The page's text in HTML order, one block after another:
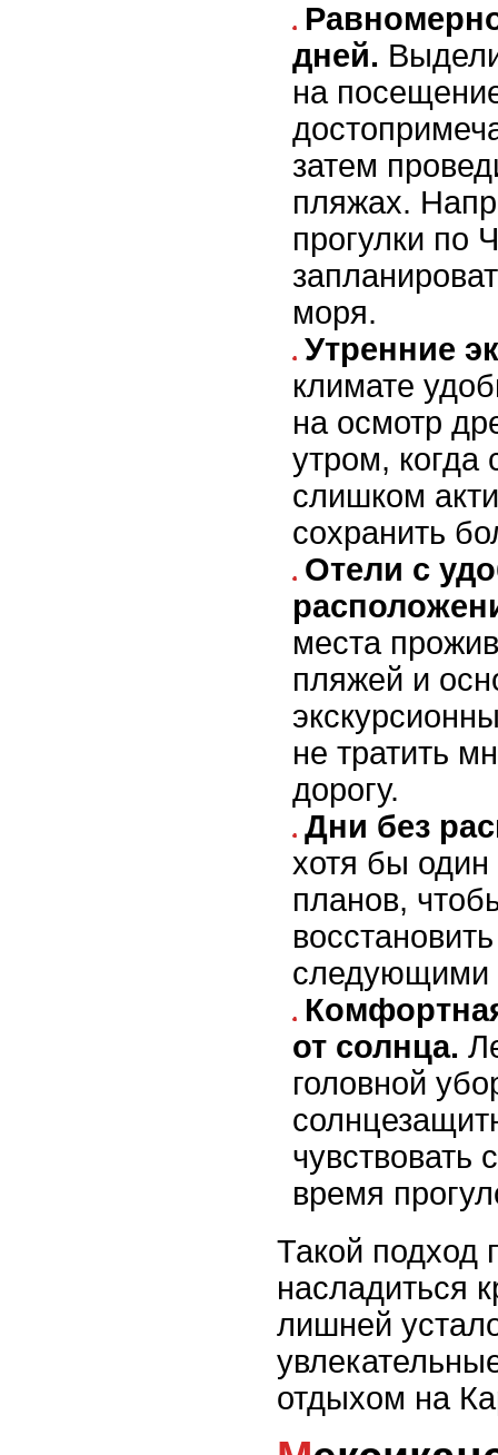
дней.
на
затем
пляжах.
прогулки по
моря.
Утренние
климате
на осмотр
утром,
слишком
сохранить
Отели с
места
пляжей и
не тратить
дорогу.
Дни без
хотя бы один
планов,
следующими
от солнца.
головной
чувствовать
время
Такой подход
насладиться
лишней
отдыхом на